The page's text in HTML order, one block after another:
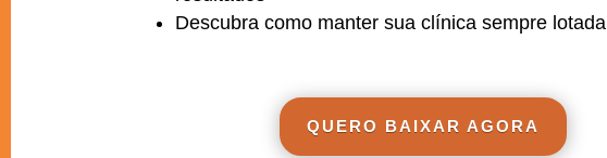
Descubra como manter sua clínica sempre lotada
QUERO BAIXAR AGORA